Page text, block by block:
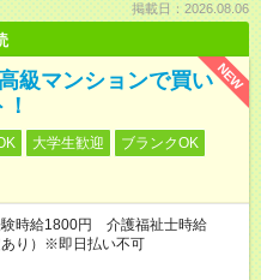
掲載日：2026.08.06
NEW
級マンションで買い
大学生歓迎
ブランクOK
時給1800円 介護福祉士時給
り）※即日払い不可